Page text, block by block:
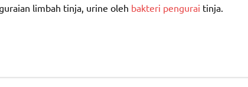
limbah tinja, urine oleh bakteri pengurai tinja.